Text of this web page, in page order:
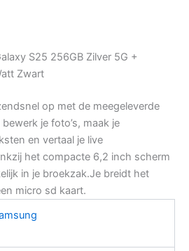
S25 256GB Zilver 5G +
Zwart
op met de meegeleverde
je foto’s, maak je
en vertaal je live
het compacte 6,2 inch scherm
in je broekzak.Je breidt het
micro sd kaart.